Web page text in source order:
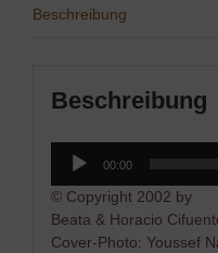
Beschreibung
Beschreibung
Audio-
Player
00:00
© Copyright 2002 by
Beata & Horacio
Cover-Photo: Youssef